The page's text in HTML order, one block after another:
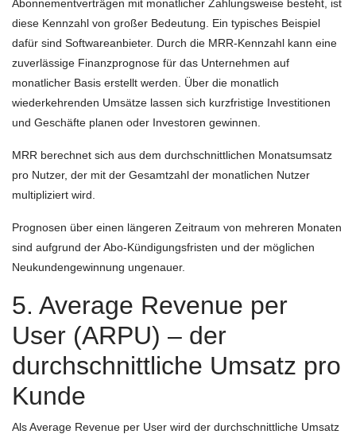
Abonnementverträgen mit monatlicher Zahlungsweise besteht, ist
diese Kennzahl von großer Bedeutung. Ein typisches Beispiel
dafür sind Softwareanbieter. Durch die MRR-Kennzahl kann eine
zuverlässige Finanzprognose für das Unternehmen auf
monatlicher Basis erstellt werden. Über die monatlich
wiederkehrenden Umsätze lassen sich kurzfristige Investitionen
und Geschäfte planen oder Investoren gewinnen.
MRR berechnet sich aus dem durchschnittlichen Monatsumsatz
pro Nutzer, der mit der Gesamtzahl der monatlichen Nutzer
multipliziert wird.
Prognosen über einen längeren Zeitraum von mehreren Monaten
sind aufgrund der Abo-Kündigungsfristen und der möglichen
Neukundengewinnung ungenauer.
5. Average Revenue per
User (ARPU) – der
durchschnittliche Umsatz pro
Kunde
Als Average Revenue per User wird der durchschnittliche Umsatz